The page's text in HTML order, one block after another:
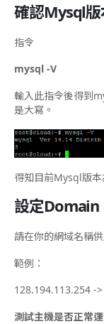
確認Mysql版
指令
mysql -V
輸入此指令後得到
是大寫。
得知目前Mysql版
設定
請在你的網域名稱
範例：
128.194.113.254
測試主機是否正常